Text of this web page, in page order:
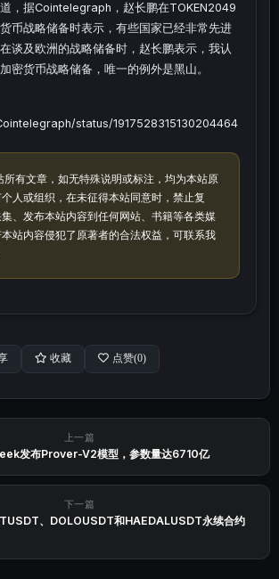
，据Cointelegraph，赵长鹏在TOKEN2049
币战略储备时表示，有些国家已经非常先进
谈及欧洲的战略储备时，赵长鹏表示，我认
密货币战略储备，唯一的例外是黑山。
status/1917528315130204464
所有文章，如无特殊说明或标注，均为本站原
人或组织，在未征得本站同意时，禁止复
、发布本站内容到任何网站、书籍等各类媒
站内容侵犯了原著者的合法权益，可联系我
收藏 点赞(0)
上一篇
发布Prover-V2模型，参数量达6710亿
下一篇
、DOLOUSDT和HAEDALUSDT永续合约